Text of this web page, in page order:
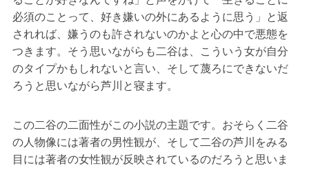
必須のことって、好き嫌いの外にあるように思う」と返
されれば、嫌うのも許されないのかよと心の中で悪態を
つきます。そう思いながらも二谷は、こういう女が自分
のタイプかもしれないと言い、そして蔑ろにできないだ
ろうと思いながら芦川と寝ます。
この二谷の二面性がこの小説の主題です。おそらく二谷
の人物像には著者の男性観が、そして二谷の芦川をみる
目には著者の女性観が反映されているのだろうと思いま